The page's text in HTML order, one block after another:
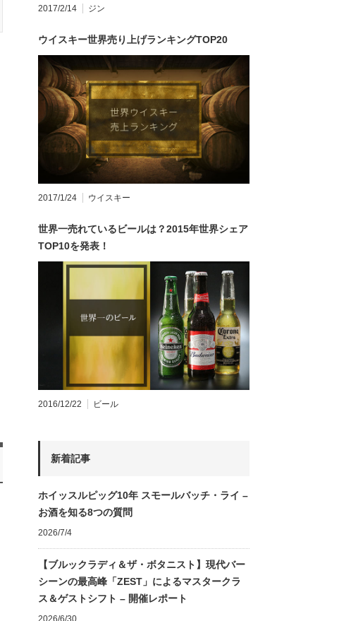
2017/2/14 ジン
ウイスキー世界売り上げランキングTOP20
2017/1/24 ウイスキー
世界一売れているビールは？2015年世界シェア
TOP10を発表！
2016/12/22 ビール
新着記事
ホイッスルピッグ10年 スモールバッチ・ライ –
お酒を知る8つの質問
2026/7/4
【ブルックラディ＆ザ・ボタニスト】現代バー
シーンの最高峰「ZEST」によるマスタークラ
ス＆ゲストシフト – 開催レポート
2026/6/30